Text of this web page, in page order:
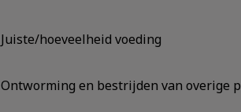
Juiste/hoeveelheid voeding
Ontworming en bestrijden van overige